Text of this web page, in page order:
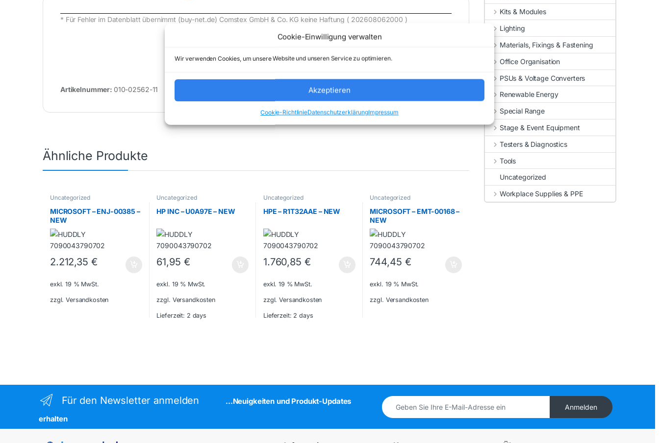
Cookie-Einwilligung verwalten
Wir verwenden Cookies, um unsere Website und unseren Service zu optimieren.
Akzeptieren
Cookie-RichtlinieDatenschutzerklärungImpressum
* Für Fehler im Datenblatt übernimmt (buy-net.de) Comstex GmbH & Co. KG keine Haftung ( 202608062000 )
Artikelnummer: 010-02562-11 Marke:GARMIN
Ähnliche Produkte
Uncategorized
MICROSOFT – ENJ-00385 –
NEW
2.212,35 €
exkl. 19 % MwSt.
zzgl. Versandkosten
Uncategorized
HP INC – U0A97E – NEW
61,95 €
exkl. 19 % MwSt.
zzgl. Versandkosten
Lieferzeit: 2 days
Uncategorized
HPE – R1T32AAE – NEW
1.760,85 €
exkl. 19 % MwSt.
zzgl. Versandkosten
Lieferzeit: 2 days
Uncategorized
MICROSOFT – EMT-00168 –
NEW
744,45 €
exkl. 19 % MwSt.
zzgl. Versandkosten
Kits & Modules
Lighting
Materials, Fixings & Fastening
Office Organisation
PSUs & Voltage Converters
Renewable Energy
Special Range
Stage & Event Equipment
Testers & Diagnostics
Tools
Uncategorized
Workplace Supplies & PPE
Für den Newsletter anmelden
...Neuigkeiten und Produkt-Updates
erhalten
Anmelden